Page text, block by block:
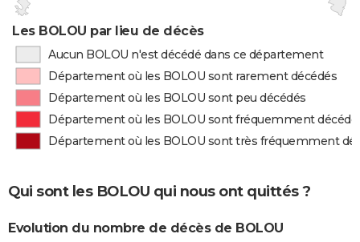
Les BOLOU par lieu de décès
Aucun BOLOU n'est décédé dans ce département
Département où les BOLOU sont rarement décédés
Département où les BOLOU sont peu décédés
Département où les BOLOU sont fréquemment
Département où les BOLOU sont très fréquemment
Qui sont les BOLOU qui nous ont quittés ?
Evolution du nombre de décès de BOLOU